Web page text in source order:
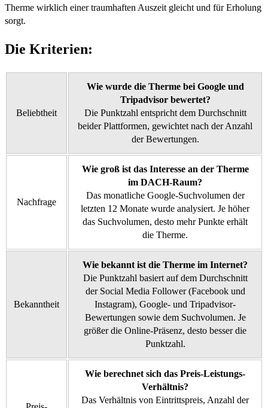
Therme wirklich einer traumhaften Auszeit gleicht und für Erholung
sorgt.
Die Kriterien:
Beliebtheit
Wie wurde die Therme bei Google und
Tripadvisor bewertet?
Die Punktzahl entspricht dem Durchschnitt
beider Plattformen, gewichtet nach der Anzahl
der Bewertungen.
Nachfrage
Wie groß ist das Interesse an der Therme
im DACH-Raum?
Das monatliche Google-Suchvolumen der
letzten 12 Monate wurde analysiert. Je höher
das Suchvolumen, desto mehr Punkte erhält
die Therme.
Bekanntheit
Wie bekannt ist die Therme im Internet?
Die Punktzahl basiert auf dem Durchschnitt
der Social Media Follower (Facebook und
Instagram), Google- und Tripadvisor-
Bewertungen sowie dem Suchvolumen. Je
größer die Online-Präsenz, desto besser die
Punktzahl.
Wie berechnet sich das Preis-Leistungs-
Verhältnis?
Das Verhältnis von Eintrittspreis, Anzahl der